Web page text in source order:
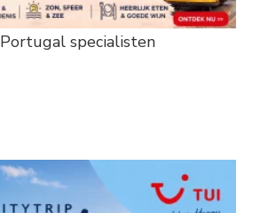
Portugal specialisten